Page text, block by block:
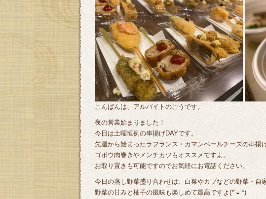
こんばんは、アルバイトのごうです。
夜の営業始まりました！
今日は土曜恒例の串揚げDAYです。
先週から始まったラフランス・カマンベールチーズの串揚
ゴボウ肉巻きやメンチカツもオススメですよ。
お取り置きも可能ですのでお気軽にお電話ください。
今日の蒸し野菜盛り合わせは、白菜やカブなどの野菜・自
野菜の甘みと柚子の風味も楽しめて最高ですよ(*´◒`*)